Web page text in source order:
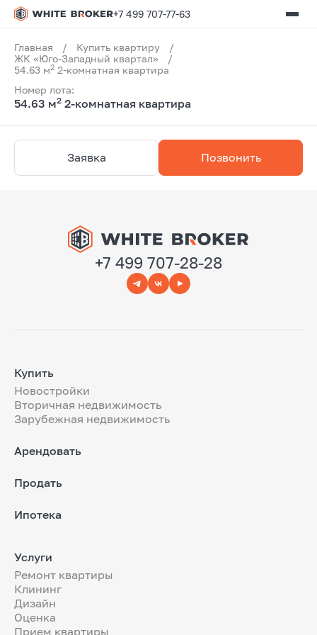
+7 499 707-77-63
Главная / Купить квартиру
/
ЖК «Юго-Западный квартал»
/
54.63 м2 2-комнатная квартира
Номер лота:
54.63 м2 2-комнатная квартира
Заявка Позвонить
+7 499 707-28-28
Купить
Новостройки
Вторичная недвижимость
Зарубежная недвижимость
Арендовать
Продать
Ипотека
Услуги
Ремонт квартиры
Клининг
Дизайн
Оценка
Прием квартиры